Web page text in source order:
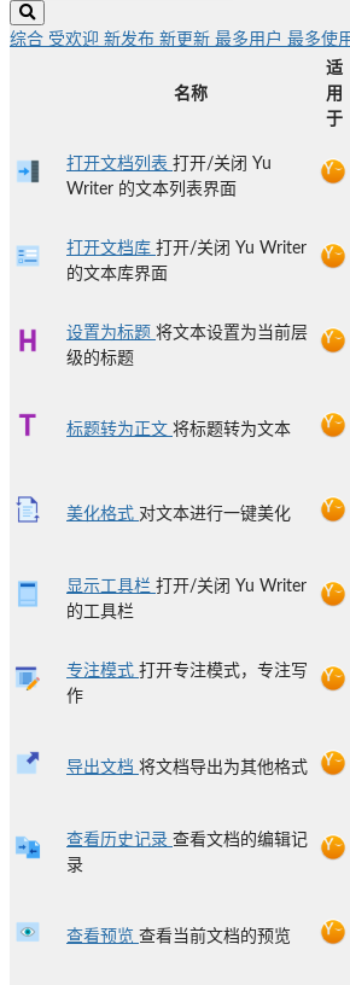
综合 受欢迎 新发布 新更新 最多用户 最多使
名称
适
用
于
打开文档列表 打开/关闭 Yu
Writer 的文本列表界面
打开文档库 打开/关闭 Yu Writer
的文本库界面
设置为标题 将文本设置为当前层
级的标题
标题转为正文 将标题转为文本
美化格式 对文本进行一键美化
显示工具栏 打开/关闭 Yu Writer
的工具栏
专注模式 打开专注模式，专注写
作
导出文档 将文档导出为其他格式
查看历史记录 查看文档的编辑记
录
查看预览 查看当前文档的预览